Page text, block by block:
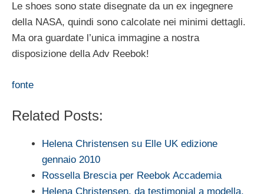
Le shoes sono state disegnate da un ex ingegnere
della NASA, quindi sono calcolate nei minimi dettagli.
Ma ora guardate l’unica immagine a nostra
disposizione della Adv Reebok!
fonte
Related Posts:
Helena Christensen su Elle UK edizione
gennaio 2010
Rossella Brescia per Reebok Accademia
Helena Christensen, da testimonial a modella,